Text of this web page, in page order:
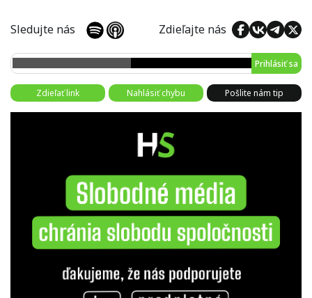
Sledujte nás Zdieľajte nás
Prihlásiť sa
Zdieľať link Nahlásiť chybu Pošlite nám tip